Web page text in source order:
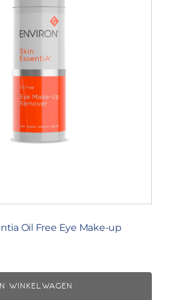
Oil Free Eye Make-up
WINKELWAGEN